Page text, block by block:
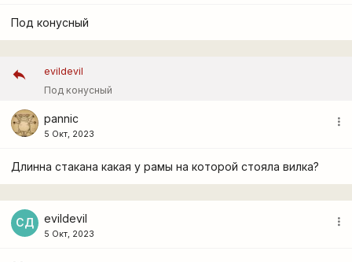
Под конусный
evildevil
Под конусный
pannic
5 Окт, 2023
more_vert
Длинна стакана какая у рамы на которой стояла вилка?
СД evildevil
5 Окт, 2023
more_vert